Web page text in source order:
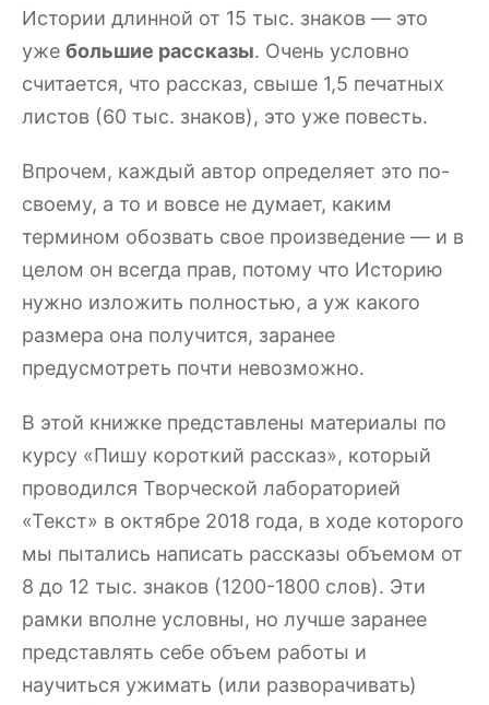
Истории длинной от 15 тыс. знаков — это
уже большие рассказы. Очень условно
считается, что рассказ, свыше 1,5 печатных
листов (60 тыс. знаков), это уже повесть.
Впрочем, каждый автор определяет это по-
своему, а то и вовсе не думает, каким
термином обозвать свое произведение — и в
целом он всегда прав, потому что Историю
нужно изложить полностью, а уж какого
размера она получится, заранее
предусмотреть почти невозможно.
В этой книжке представлены материалы по
курсу «Пишу короткий рассказ», который
проводился Творческой лабораторией
«Текст» в октябре 2018 года, в ходе которого
мы пытались написать рассказы объемом от
8 до 12 тыс. знаков (1200-1800 слов). Эти
рамки вполне условны, но лучше заранее
представлять себе объем работы и
научиться ужимать (или разворачивать)